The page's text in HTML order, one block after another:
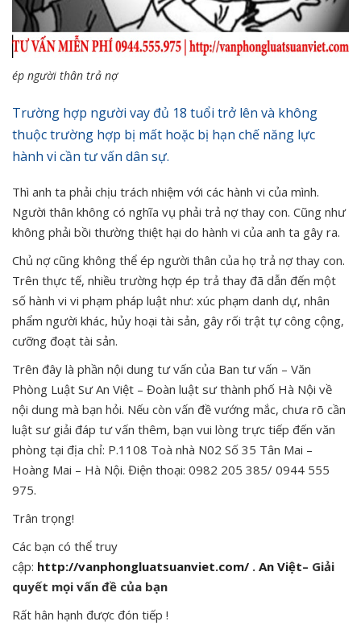
ép người thân trả nợ
Trường hợp người vay đủ 18 tuổi trở lên và không
thuộc trường hợp bị mất hoặc bị hạn chế năng lực
hành vi cần tư vấn dân sự.
Thì anh ta phải chịu trách nhiệm với các hành vi của mình.
Người thân không có nghĩa vụ phải trả nợ thay con. Cũng như
không phải bồi thường thiệt hại do hành vi của anh ta gây ra.
Chủ nợ cũng không thể ép người thân của họ trả nợ thay con.
Trên thực tế, nhiều trường hợp ép trả thay đã dẫn đến một
số hành vi vi phạm pháp luật như: xúc phạm danh dự, nhân
phẩm người khác, hủy hoại tài sản, gây rối trật tự công cộng,
cưỡng đoạt tài sản.
Trên đây là phần nội dung tư vấn của Ban tư vấn – Văn
Phòng Luật Sư An Việt – Đoàn luật sư thành phố Hà Nội về
nội dung mà bạn hỏi. Nếu còn vấn đề vướng mắc, chưa rõ cần
luật sư giải đáp tư vấn thêm, bạn vui lòng trực tiếp đến văn
phòng tại địa chỉ: P.1108 Toà nhà N02 Số 35 Tân Mai –
Hoàng Mai – Hà Nội. Điện thoại: 0982 205 385/ 0944 555
975.
Trân trọng!
Các bạn có thể truy
cập: http://vanphongluatsuanviet.com/ . An Việt– Giải
quyết mọi vấn đề của bạn
Rất hân hạnh được đón tiếp !